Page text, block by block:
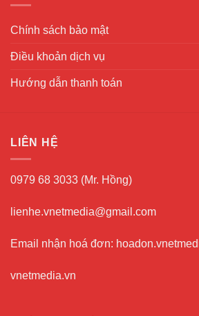
Chính sách bảo mật
Điều khoản dịch vụ
Hướng dẫn thanh toán
LIÊN HỆ
0979 68 3033 (Mr. Hồng)
lienhe.vnetmedia@gmail.com
Email nhận hoá đơn:
vnetmedia.vn